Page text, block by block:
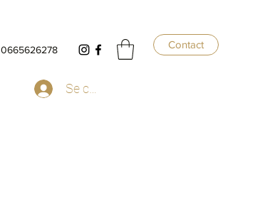
Se connecter
0665626278 Contact